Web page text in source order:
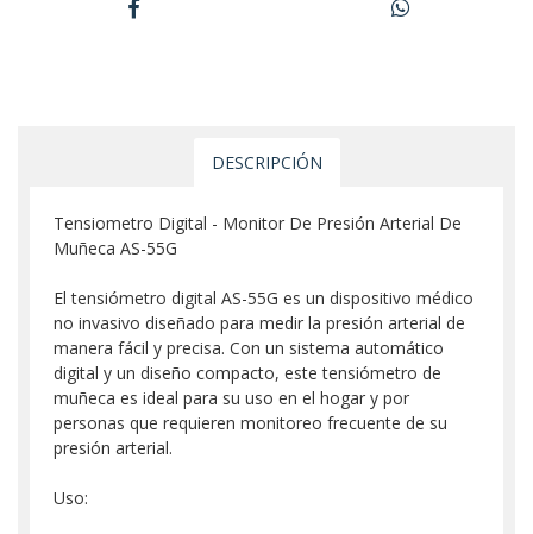
DESCRIPCIÓN
Tensiometro Digital - Monitor De Presión Arterial De
Muñeca AS-55G
El tensiómetro digital AS-55G es un dispositivo médico
no invasivo diseñado para medir la presión arterial de
manera fácil y precisa. Con un sistema automático
digital y un diseño compacto, este tensiómetro de
muñeca es ideal para su uso en el hogar y por
personas que requieren monitoreo frecuente de su
presión arterial.
Uso: